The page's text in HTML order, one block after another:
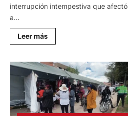
interrupción intempestiva que afectó
a...
Leer másLee
más
DE
ENERGÍA
DE
AYER:
SE
DEBIÓ
FALLA